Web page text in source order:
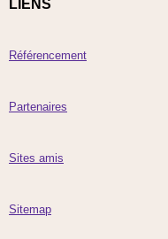
LIENS
Référencement
Partenaires
Sites amis
Sitemap